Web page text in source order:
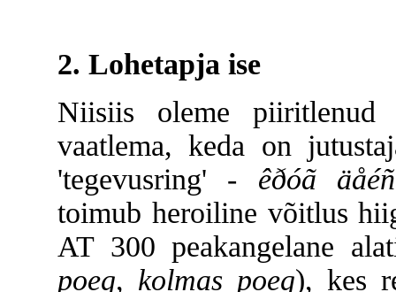
2. Lohetapja ise
Niisiis oleme piiritlenud
vaatlema, keda on
'tegevusring' - êðóã
toimub heroiline võitlus
AT 300 peakangelane
poeg, kolmas poeg), kes